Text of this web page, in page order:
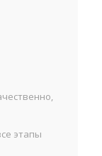
этапы